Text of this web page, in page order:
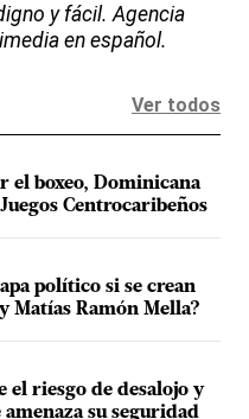
y fácil. Agencia
en español.
Ver todos
el boxeo, Dominicana
Centrocaribeños
político si se crean
Matías Ramón Mella?
el riesgo de desalojo y
su seguridad